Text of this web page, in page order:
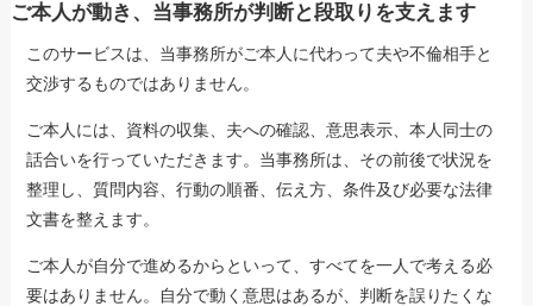
ご本人が動き、当事務所が判断と段取りを支えます
このサービスは、当事務所がご本人に代わって夫や不倫相手と
交渉するものではありません。
ご本人には、資料の収集、夫への確認、意思表示、本人同士の
話合いを行っていただきます。当事務所は、その前後で状況を
整理し、質問内容、行動の順番、伝え方、条件及び必要な法律
文書を整えます。
ご本人が自分で進めるからといって、すべてを一人で考える必
要はありません。自分で動く意思はあるが、判断を誤りたくな